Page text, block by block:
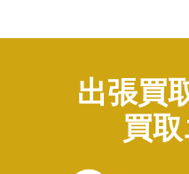
出張買
買